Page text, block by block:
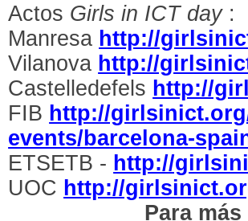
Actos Girls in ICT day:
Manresa http://
Vilanova http://
Castelledefels http://
FIB http://
events/barcelona-
ETSETB - http://
UOC http://
Para